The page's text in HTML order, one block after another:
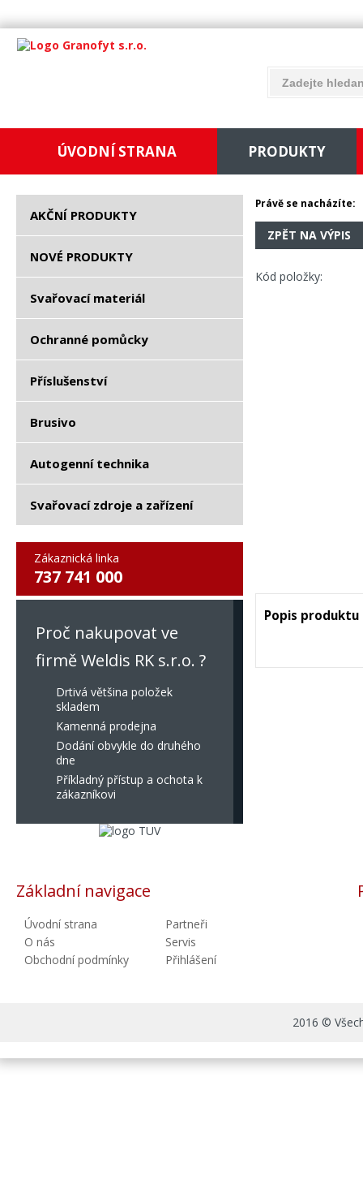
ÚVODNÍ STRANA PRODUKTY
AKČNÍ PRODUKTY
NOVÉ PRODUKTY
Svařovací materiál
Ochranné pomůcky
Příslušenství
Brusivo
Autogenní technika
Svařovací zdroje a zařízení
Zákaznická linka
737 741 000
Proč nakupovat ve
firmě Weldis RK s.r.o. ?
Drtivá většina položek
skladem
Kamenná prodejna
Dodání obvykle do druhého
dne
Příkladný přístup a ochota k
zákazníkovi
Právě se nacházíte:
ZPĚT NA VÝPIS
Kód položky:
Popis produktu
Základní navigace
Úvodní strana
O nás
Obchodní podmínky
Partneři
Servis
Přihlášení
2016 ©